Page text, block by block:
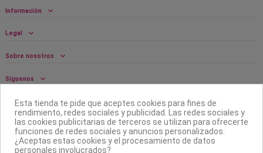
Información
Legal
Sobre nosotros
Síguenos
Boletín
Esta tienda te pide que aceptes cookies para fines de
rendimiento, redes sociales y publicidad. Las redes sociales y
las cookies publicitarias de terceros se utilizan para ofrecerte
funciones de redes sociales y anuncios personalizados.
¿Aceptas estas cookies y el procesamiento de datos
personales involucrados?